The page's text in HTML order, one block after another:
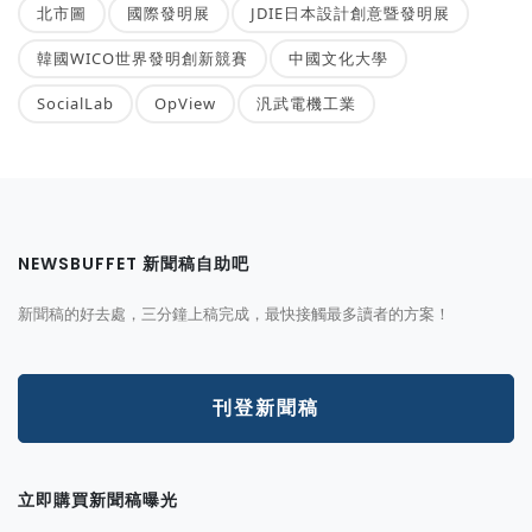
北市圖 國際發明展 JDIE日本設計創意暨發明展
韓國WICO世界發明創新競賽 中國文化大學
SocialLab OpView 汎武電機工業
NEWSBUFFET 新聞稿自助吧
新聞稿的好去處，三分鐘上稿完成，最快接觸最多讀者的方案！
刊登新聞稿
立即購買新聞稿曝光